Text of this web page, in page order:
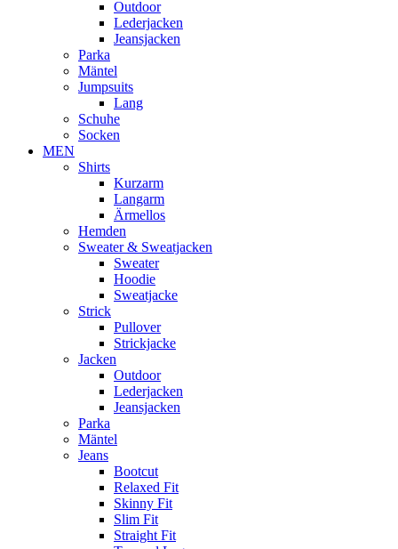
Outdoor
Lederjacken
Jeansjacken
Parka
Mäntel
Jumpsuits
Lang
Schuhe
Socken
MEN
Shirts
Kurzarm
Langarm
Ärmellos
Hemden
Sweater & Sweatjacken
Sweater
Hoodie
Sweatjacke
Strick
Pullover
Strickjacke
Jacken
Outdoor
Lederjacken
Jeansjacken
Parka
Mäntel
Jeans
Bootcut
Relaxed Fit
Skinny Fit
Slim Fit
Straight Fit